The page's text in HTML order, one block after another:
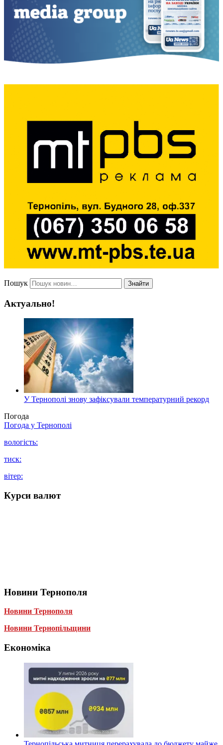
Пошук Знайти
Актуально!
У Тернополі знову зафіксували температурний рекорд
Погода
Погода у Тернополі
вологість:
тиск:
вітер:
Курси валют
Новини Тернополя
Новини Тернополя
Новини Тернопільщини
Економіка